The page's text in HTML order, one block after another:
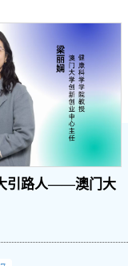
引路人——澳门大